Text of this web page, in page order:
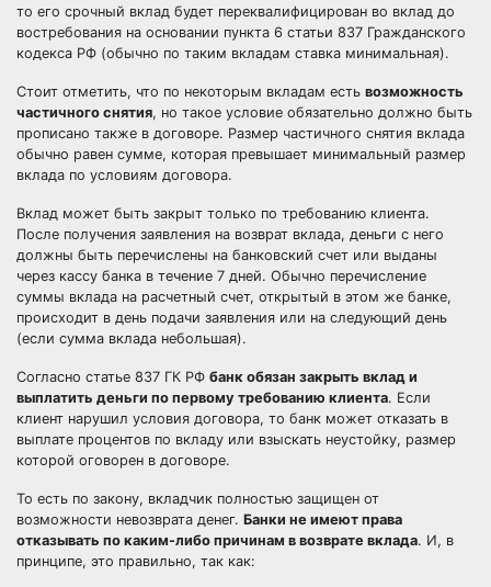
то его срочный вклад будет переквалифицирован во вклад до
востребования на основании пункта 6 статьи 837 Гражданского
кодекса РФ (обычно по таким вкладам ставка минимальная).
Стоит отметить, что по некоторым вкладам есть возможность
частичного снятия, но такое условие обязательно должно быть
прописано также в договоре. Размер частичного снятия вклада
обычно равен сумме, которая превышает минимальный размер
вклада по условиям договора.
Вклад может быть закрыт только по требованию клиента.
После получения заявления на возврат вклада, деньги с него
должны быть перечислены на банковский счет или выданы
через кассу банка в течение 7 дней. Обычно перечисление
суммы вклада на расчетный счет, открытый в этом же банке,
происходит в день подачи заявления или на следующий день
(если сумма вклада небольшая).
Согласно статье 837 ГК РФ банк обязан закрыть вклад и
выплатить деньги по первому требованию клиента. Если
клиент нарушил условия договора, то банк может отказать в
выплате процентов по вкладу или взыскать неустойку, размер
которой оговорен в договоре.
То есть по закону, вкладчик полностью защищен от
возможности невозврата денег. Банки не имеют права
отказывать по каким-либо причинам в возврате вклада. И, в
принципе, это правильно, так как: